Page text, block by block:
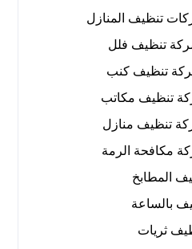
تنظيف فلل
تنظيف كنب
تنظيف مكاتب
تنظيف منازل
مكافحة الرمة
المطابخ
بالساعة
ثريات